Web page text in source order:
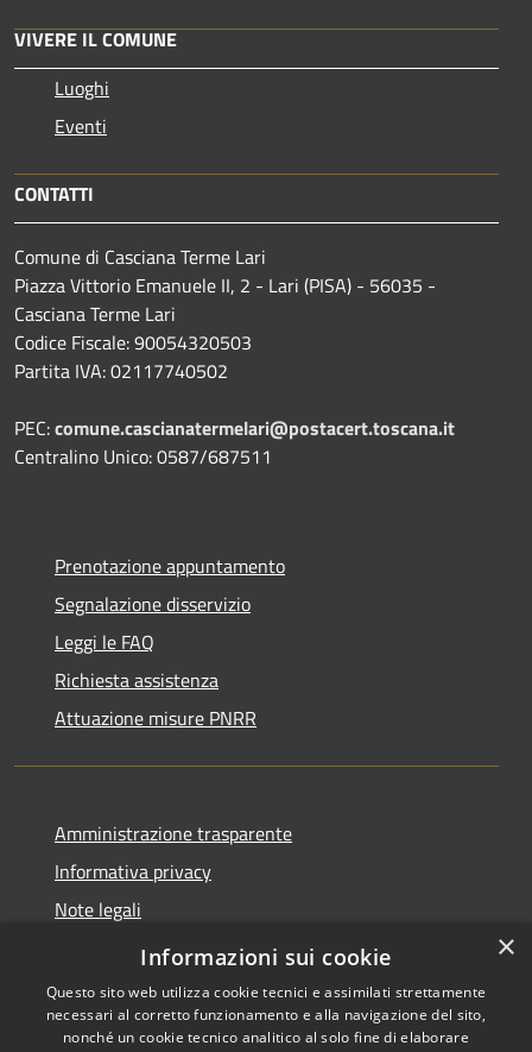
VIVERE IL COMUNE
Luoghi
Eventi
CONTATTI
Comune di Casciana Terme Lari
Piazza Vittorio Emanuele II, 2 - Lari (PISA) - 56035 -
Casciana Terme Lari
Codice Fiscale: 90054320503
Partita IVA: 02117740502
PEC:comune.cascianatermelari@postacert.toscana.it
Centralino Unico: 0587/687511
Prenotazione appuntamento
Segnalazione disservizio
Leggi le FAQ
Richiesta assistenza
Attuazione misure PNRR
Amministrazione trasparente
Informativa privacy
Note legali
Dichiarazione di accessibilità
×
Informazioni sui cookie
Questo sito web utilizza cookie tecnici e assimilati strettamente
necessari al corretto funzionamento e alla navigazione del sito,
nonché un cookie tecnico analitico al solo fine di elaborare